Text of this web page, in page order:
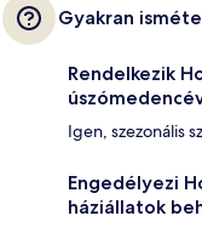
Gyakran
Rendelkezik
Igen, szezonális
Engedélyezi
háziállatok